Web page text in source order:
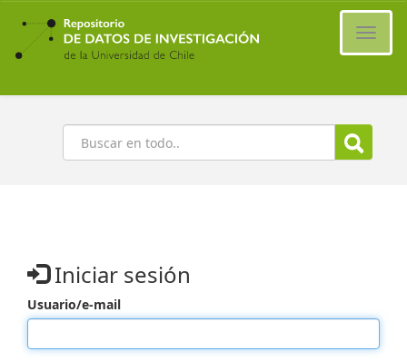
Ir
contenido
principal
Buscar
Iniciar sesión
Usuario/e-mail